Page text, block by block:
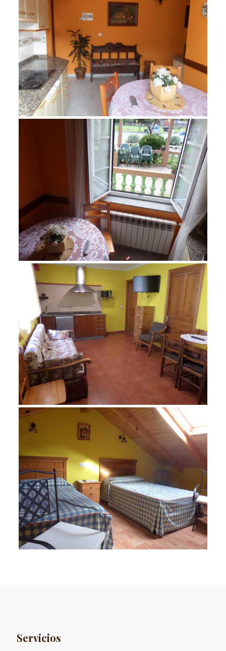
SAM_1340
noviembre 23, 2015
SAM_1343
noviembre 23, 2015
SAM_1348
noviembre 23, 2015
SAM_1362
Servicios